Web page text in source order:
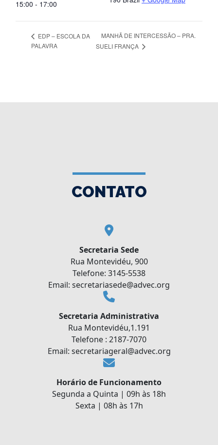
15:00 - 17:00
EDP – ESCOLA DA
PALAVRA
MANHÃ DE INTERCESSÃO – PRA.
SUELI FRANÇA
CONTATO
Secretaria Sede
Rua Montevidéu, 900
Telefone: 3145-5538
Email: secretariasede@advec.org
Secretaria Administrativa
Rua Montevidéu,1.191
Telefone : 2187-7070
Email: secretariageral@advec.org
Horário de Funcionamento
Segunda a Quinta | 09h às 18h
Sexta | 08h às 17h